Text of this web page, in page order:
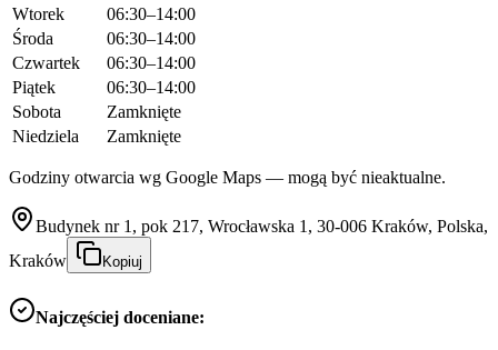
Wtorek
06:30–14:00
Środa
06:30–14:00
Czwartek
06:30–14:00
Piątek
06:30–14:00
Sobota
Zamknięte
Niedziela
Zamknięte
Godziny otwarcia wg Google Maps — mogą być nieaktualne.
Budynek nr 1, pok 217, Wrocławska 1, 30-006 Kraków, Polska,
Kraków
Kopiuj
Najczęściej doceniane: